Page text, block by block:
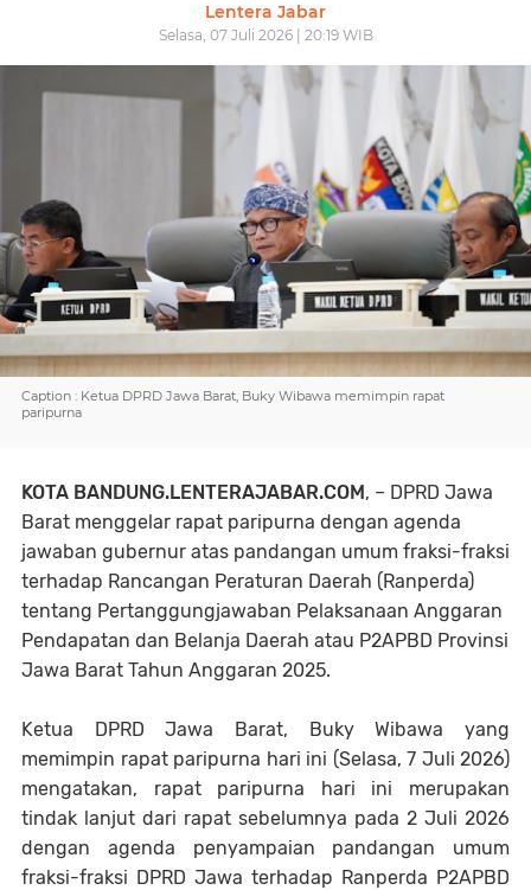
Lentera Jabar
Selasa, 07 Juli 2026 | 20:19 WIB
Caption : Ketua DPRD Jawa Barat, Buky Wibawa memimpin rapat
paripurna
KOTA BANDUNG.LENTERAJABAR.COM, – DPRD Jawa
Barat menggelar rapat paripurna dengan agenda
jawaban gubernur atas pandangan umum fraksi-fraksi
terhadap Rancangan Peraturan Daerah (Ranperda)
tentang Pertanggungjawaban Pelaksanaan Anggaran
Pendapatan dan Belanja Daerah atau P2APBD Provinsi
Jawa Barat Tahun Anggaran 2025.
Ketua DPRD Jawa Barat, Buky Wibawa yang
memimpin rapat paripurna hari ini (Selasa, 7 Juli 2026)
mengatakan, rapat paripurna hari ini merupakan
tindak lanjut dari rapat sebelumnya pada 2 Juli 2026
dengan agenda penyampaian pandangan umum
fraksi-fraksi DPRD Jawa terhadap Ranperda P2APBD